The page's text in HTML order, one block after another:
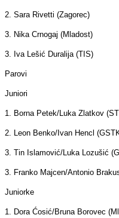
2. Sara Rivetti (Zagorec)
3. Nika Crnogaj (Mladost)
3. Iva Lešić Duralija (TIS)
Parovi
Juniori
1. Borna Petek/Luka Zlatkov
2. Leon Benko/Ivan Hencl
3. Tin Islamović/Luka Lozušić
3. Franko Majcen/Antonio
Juniorke
1. Dora Ćosić/Bruna Borovec